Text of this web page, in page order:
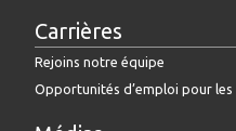
Carrières
Rejoins notre équipe
Opportunités d’emploi pour les